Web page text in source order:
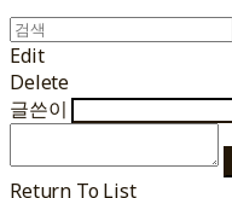
Edit
Delete
글쓴이
Return To List